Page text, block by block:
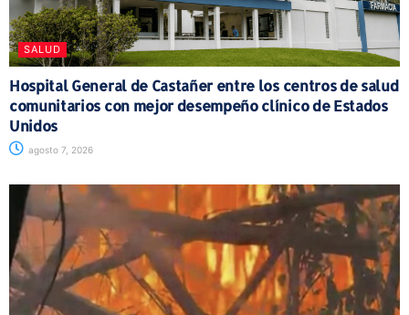
SALUD
Hospital General de Castañer entre los centros de salud
comunitarios con mejor desempeño clínico de Estados
Unidos
agosto 7, 2026